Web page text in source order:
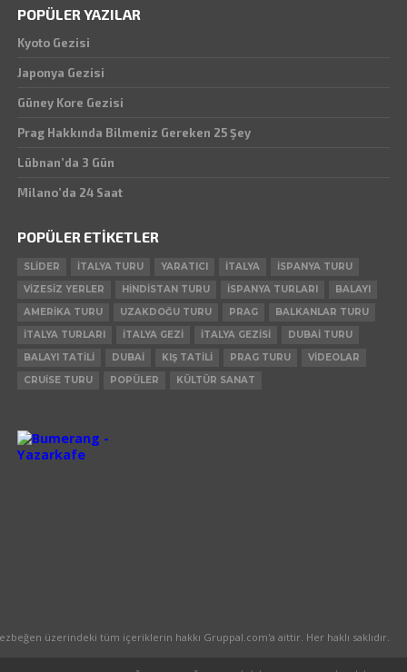
POPÜLER YAZILAR
Kyoto Gezisi
Japonya Gezisi
Güney Kore Gezisi
Prag Hakkında Bilmeniz Gereken 25 Şey
Lübnan’da 3 Gün
Milano’da 24 Saat
POPÜLER ETIKETLER
SLIDER ITALYA TURU YARATICI ITALYA
ISPANYA TURU
VIZESIZ YERLER
HINDISTAN TURU ISPANYA TURLARI
BALAYI
AMERIKA TURU
UZAKDOĞU TURU PRAG
BALKANLAR TURU
ITALYA TURLARI
ITALYA GEZI ITALYA GEZISI
DUBAI TURU
BALAYI TATILI
DUBAI KIŞ TATILI PRAG TURU
VIDEOLAR
CRUISE TURU
POPÜLER KÜLTÜR SANAT
üzerindeki tüm içeriklerin hakkı Gruppal.com'a aittir. Her haklı saklıdır.